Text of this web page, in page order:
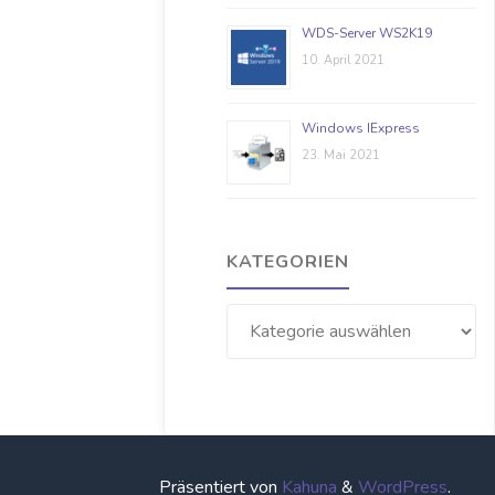
WDS-Server WS2K19
10. April 2021
Windows IExpress
23. Mai 2021
KATEGORIEN
Präsentiert von Kahuna & WordPress.